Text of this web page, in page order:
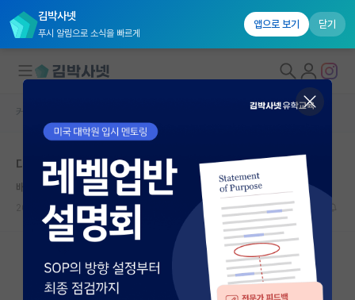
김박사넷
푸시 알림으로 소식을 빠르게
앱으로 보기 닫기
대학원생 모집
국내대학원 정보
연구실&오픈랩
커뮤니티
커뮤니티 홈
전체글보기
커뮤니티 홈
대학원 학벌
배고픈 알베르 카뮈
2026.06.07 17 5590